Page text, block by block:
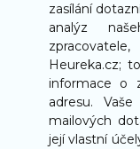
zasílání
analýz
Heureka.cz;
informace o
adresu.
mailových
její vlastní